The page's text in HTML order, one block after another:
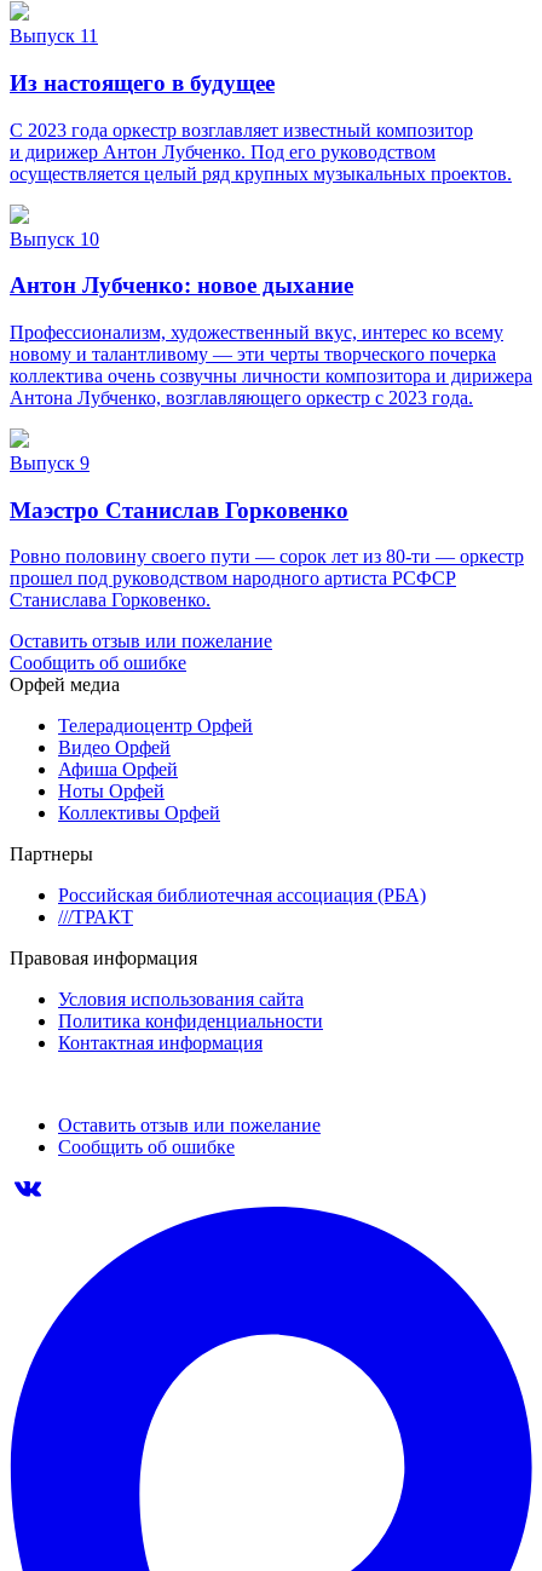
Выпуск 11
Из настоящего в будущее
С 2023 года оркестр возглавляет известный композитор
и дирижер Антон Лубченко. Под его руководством
осуществляется целый ряд крупных музыкальных проектов.
Выпуск 10
Антон Лубченко: новое дыхание
Профессионализм, художественный вкус, интерес ко всему
новому и талантливому — эти черты творческого почерка
коллектива очень созвучны личности композитора и дирижера
Антона Лубченко, возглавляющего оркестр с 2023 года.
Выпуск 9
Маэстро Станислав Горковенко
Ровно половину своего пути — сорок лет из 80-ти — оркестр
прошел под руководством народного артиста РСФСР
Станислава Горковенко.
Оставить отзыв или пожелание
Сообщить об ошибке
Орфей медиа
Телерадиоцентр Орфей
Видео Орфей
Афиша Орфей
Ноты Орфей
Коллективы Орфей
Партнеры
Российская библиотечная ассоциация (РБА)
///ТРАКТ
Правовая информация
Условия использования сайта
Политика конфиденциальности
Контактная информация
Оставить отзыв или пожелание
Сообщить об ошибке